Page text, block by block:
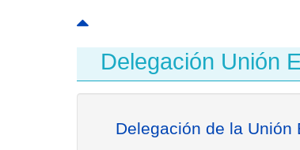
Delegación Unión
Delegación de la Unión